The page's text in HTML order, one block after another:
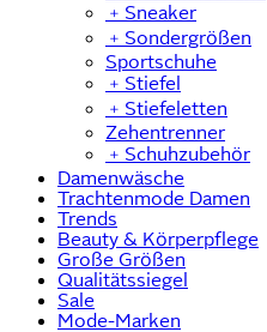
﹢ Sneaker
﹢ Sondergrößen
Sportschuhe
﹢ Stiefel
﹢ Stiefeletten
Zehentrenner
﹢ Schuhzubehör
Damenwäsche
Trachtenmode Damen
Trends
Beauty & Körperpflege
Große Größen
Qualitätssiegel
Sale
Mode-Marken